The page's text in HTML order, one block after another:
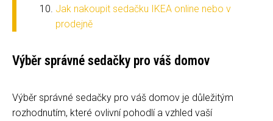
Jak nakoupit sedačku IKEA online nebo v
prodejně
Výběr správné sedačky pro váš domov
Výběr správné sedačky pro váš domov je důležitým
rozhodnutím, které ovlivní pohodlí a vzhled vaší